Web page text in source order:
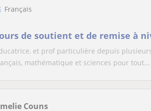
Français
de soutient et de remise à
et prof particulière depuis
mathématique et sciences pour tout...
Couns